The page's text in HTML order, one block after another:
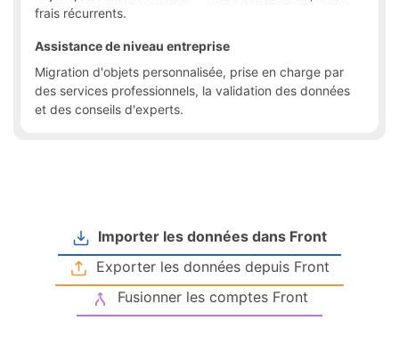
frais récurrents.
Assistance de niveau entreprise
Migration d'objets personnalisée, prise en charge par
des services professionnels, la validation des données
et des conseils d'experts.
Importer les données dans Front
Exporter les données depuis Front
Fusionner les comptes Front